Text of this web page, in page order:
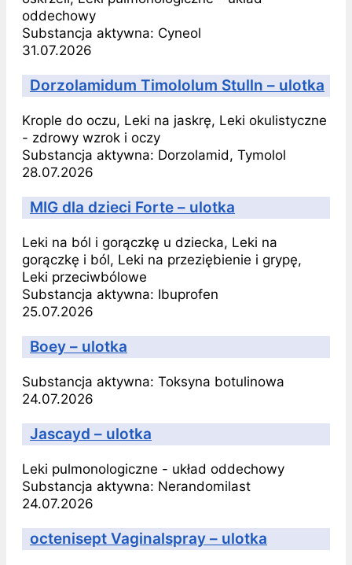
oddechowy
Substancja aktywna: Cyneol
31.07.2026
Dorzolamidum Timololum Stulln – ulotka
Krople do oczu, Leki na jaskrę, Leki okulistyczne
- zdrowy wzrok i oczy
Substancja aktywna: Dorzolamid, Tymolol
28.07.2026
MIG dla dzieci Forte – ulotka
Leki na ból i gorączkę u dziecka, Leki na
gorączkę i ból, Leki na przeziębienie i grypę,
Leki przeciwbólowe
Substancja aktywna: Ibuprofen
25.07.2026
Boey – ulotka
Substancja aktywna: Toksyna botulinowa
24.07.2026
Jascayd – ulotka
Leki pulmonologiczne - układ oddechowy
Substancja aktywna: Nerandomilast
24.07.2026
octenisept Vaginalspray – ulotka